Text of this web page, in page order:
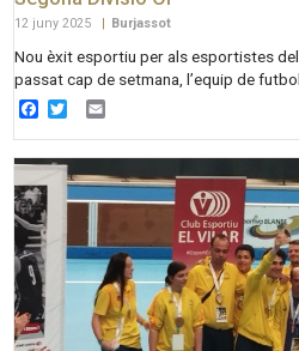
12 juny 2025 | Burjassot
Nou èxit esportiu per als esportistes del
passat cap de setmana, l’equip de
Facebook
Twitter